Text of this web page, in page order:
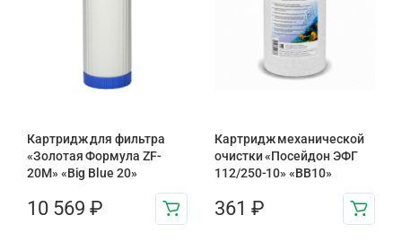
Картридж для фильтра
«Золотая Формула ZF-
20М» «Big Blue 20»
10 569 ₽
Картридж механической
очистки «Посейдон ЭФГ
112/250-10» «ВВ10»
361 ₽